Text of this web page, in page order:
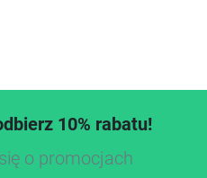
10% rabatu!
o promocjach